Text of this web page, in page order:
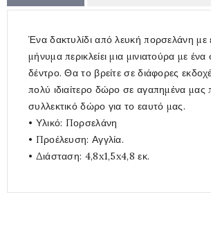
Ένα δακτυλίδι από λευκή πορσελάνη με
μήνυμα περικλείει μια μινιατούρα με ένα
δέντρο. Θα το βρείτε σε διάφορες
πολύ ιδιαίτερο δώρο σε αγαπημένα
συλλεκτικό δώρο για το εαυτό μας.
• Υλικό: Πορσελάνη
• Προέλευση: Αγγλία.
• Διάσταση: 4,8x1,5x4,8 εκ.